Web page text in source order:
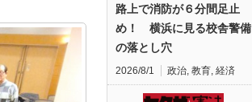
路上で消防が６分間足止
め！ 横浜に見る校舎警備
の落とし穴
2026/8/1 政治, 教育, 経済